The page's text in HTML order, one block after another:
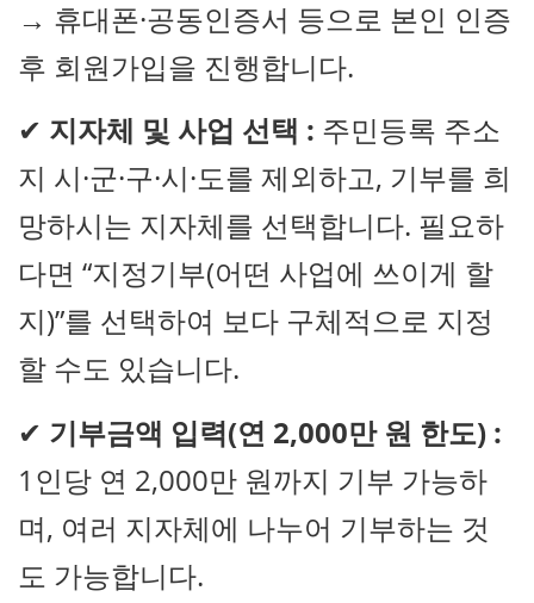
→ 휴대폰·공동인증서 등으로 본인 인증
후 회원가입을 진행합니다.
✔ 지자체 및 사업 선택 : 주민등록 주소
지 시·군·구·시·도를 제외하고, 기부를 희
망하시는 지자체를 선택합니다. 필요하
다면 “지정기부(어떤 사업에 쓰이게 할
지)”를 선택하여 보다 구체적으로 지정
할 수도 있습니다.
✔ 기부금액 입력(연 2,000만 원 한도) :
1인당 연 2,000만 원까지 기부 가능하
며, 여러 지자체에 나누어 기부하는 것
도 가능합니다.